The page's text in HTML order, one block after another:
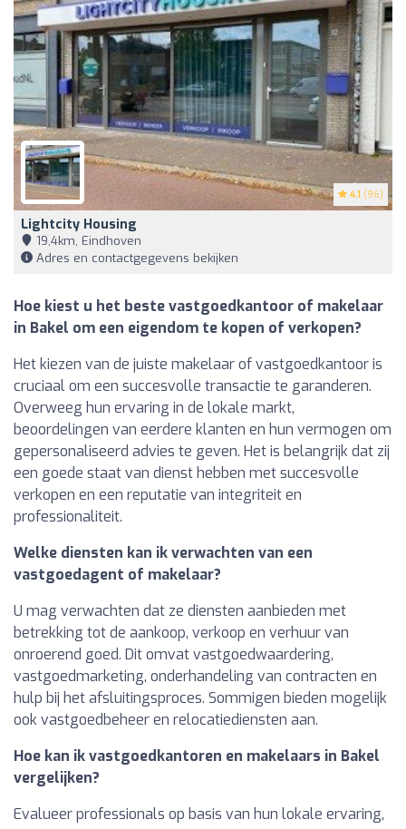
4.1 (96)
Lightcity Housing
19,4km, Eindhoven
Adres en contactgegevens bekijken
Hoe kiest u het beste vastgoedkantoor of makelaar
in Bakel om een eigendom te kopen of verkopen?
Het kiezen van de juiste makelaar of vastgoedkantoor is
cruciaal om een succesvolle transactie te garanderen.
Overweeg hun ervaring in de lokale markt,
beoordelingen van eerdere klanten en hun vermogen om
gepersonaliseerd advies te geven. Het is belangrijk dat zij
een goede staat van dienst hebben met succesvolle
verkopen en een reputatie van integriteit en
professionaliteit.
Welke diensten kan ik verwachten van een
vastgoedagent of makelaar?
U mag verwachten dat ze diensten aanbieden met
betrekking tot de aankoop, verkoop en verhuur van
onroerend goed. Dit omvat vastgoedwaardering,
vastgoedmarketing, onderhandeling van contracten en
hulp bij het afsluitingsproces. Sommigen bieden mogelijk
ook vastgoedbeheer en relocatiediensten aan.
Hoe kan ik vastgoedkantoren en makelaars in Bakel
vergelijken?
Evalueer professionals op basis van hun lokale ervaring,